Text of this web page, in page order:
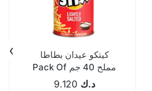
كيتكو عيدان بطاطا
مملح 40 جم Pack Of
48 د.ك 9.120
›